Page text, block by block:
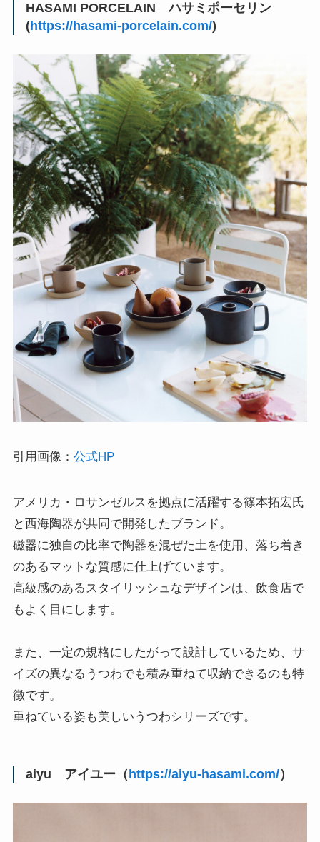
HASAMI PORCELAIN ハサミポーセリン
(https://hasami-porcelain.com/)
引用画像： 公式HP
アメリカ・ロサンゼルスを拠点に活躍する篠本拓宏氏
と西海陶器が共同で開発したブランド。
磁器に独自の比率で陶器を混ぜた土を使用、落ち着き
のあるマットな質感に仕上げています。
高級感のあるスタイリッシュなデザインは、飲食店で
もよく目にします。
また、一定の規格にしたがって設計しているため、サ
イズの異なるうつわでも積み重ねて収納できるのも特
徴です。
重ねている姿も美しいうつわシリーズです。
aiyu アイユー（ https://aiyu-hasami.com/）